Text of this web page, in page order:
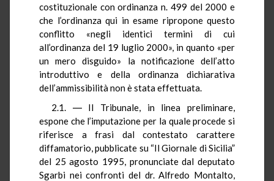
costituzionale con ordinanza n. 499 del 2000 e
che l’ordinanza qui in esame ripropone questo
conflitto «negli identici termini di cui
all’ordinanza del 19 luglio 2000», in quanto «per
un mero disguido» la notificazione dell’atto
introduttivo e della ordinanza dichiarativa
dell’ammissibilità non è stata effettuata.
2.1. ― Il Tribunale, in linea preliminare,
espone che l’imputazione per la quale procede si
riferisce a frasi dal contestato carattere
diffamatorio, pubblicate su “Il Giornale di Sicilia”
del 25 agosto 1995, pronunciate dal deputato
Sgarbi nei confronti del dr. Alfredo Montalto,